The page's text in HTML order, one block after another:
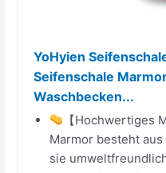
YoHyien
Seifenschale
Waschbecken...
【Hochwertiges
Marmor besteht
sie